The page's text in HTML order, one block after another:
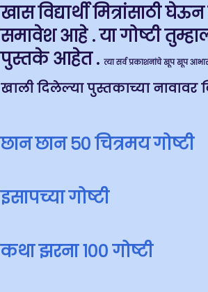
खास विद्यार्थी मित्रांसाठी
समावेश आहे . या गोष्टी
पुस्तके आहेत . त्या सर्व प्रकाशनांचे खूप खूप
खाली दिलेल्या पुस्तकाच्या
छान छान ५० चित्रमय गोष्टी
इसापच्या गोष्टी
कथा झरना १०० गोष्टी